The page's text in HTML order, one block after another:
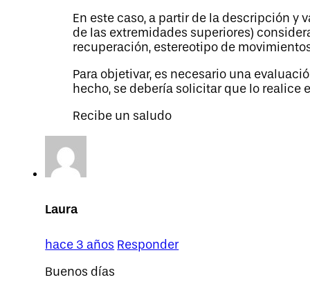
En este caso, a partir de la descripción
de las extremidades superiores)
recuperación, estereotipo de
Para objetivar, es necesario una
hecho, se debería solicitar que lo realice
Recibe un saludo
Laura
hace 3 años Responder
Buenos días